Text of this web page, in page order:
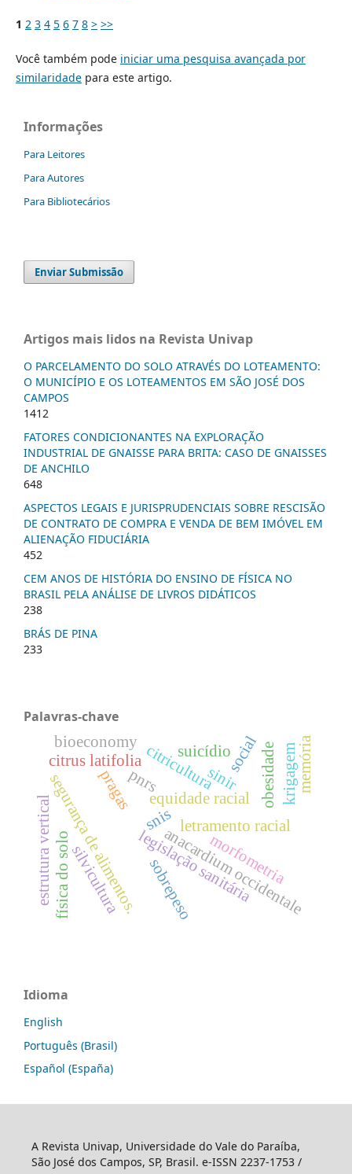
1 2 3 4 5 6 7 8 > >>
Você também pode iniciar uma pesquisa avançada por
similaridadepara este artigo.
Informações
Para Leitores
Para Autores
Para Bibliotecários
Enviar Submissão
Artigos mais lidos na Revista Univap
O PARCELAMENTO DO SOLO ATRAVÉS DO LOTEAMENTO:
O MUNICÍPIO E OS LOTEAMENTOS EM SÃO JOSÉ DOS
CAMPOS
1412
FATORES CONDICIONANTES NA EXPLORAÇÃO
INDUSTRIAL DE GNAISSE PARA BRITA: CASO DE GNAISSES
DE ANCHILO
648
ASPECTOS LEGAIS E JURISPRUDENCIAIS SOBRE RESCISÃO
DE CONTRATO DE COMPRA E VENDA DE BEM IMÓVEL EM
ALIENAÇÃO FIDUCIÁRIA
452
CEM ANOS DE HISTÓRIA DO ENSINO DE FÍSICA NO
BRASIL PELA ANÁLISE DE LIVROS DIDÁTICOS
238
BRÁS DE PINA
233
Palavras-chave
equidade racial
letramento racial
segurança de alimentos.legislação sanitária
citrus latifoliacitricultura
anacardium occidentale
pragas
morfometria
estrutura vertical silvicultura sobrepeso
obesidade
física do solo
krigagem
bioeconomy
pnrs
snis
sinir memória
social
suicídio
Idioma
English
Português (Brasil)
Español (España)
A Revista Univap, Universidade do Vale do Paraíba,
São José dos Campos, SP, Brasil. e-ISSN 2237-1753 /